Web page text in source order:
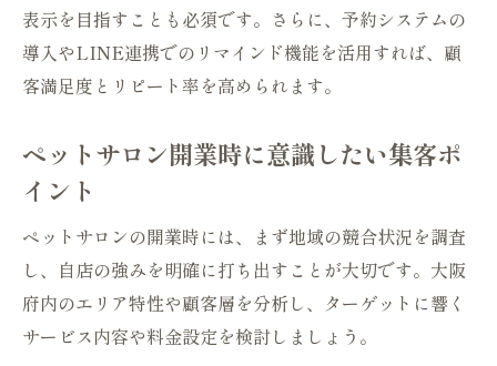
Instagramで魅力伝えるペットサロン運用
術
SNS投稿でペットサロンの集客力を強化
響
成功事例から学ぶ大阪のネット集客ノウハウ
大阪のペットサロン集客成功事例を徹底分
析
ネット集客で結果を出したペットサロンの
表示を目指すことも必須です。さらに、予約システムの
導入やLINE連携でのリマインド機能を活用すれば、顧
客満足度とリピート率を高められます。
ペットサロン開業時に意識したい集客ポ
イント
ペットサロンの開業時には、まず地域の競合状況を調査
し、自店の強みを明確に打ち出すことが大切です。大阪
府内のエリア特性や顧客層を分析し、ターゲットに響く
サービス内容や料金設定を検討しましょう。